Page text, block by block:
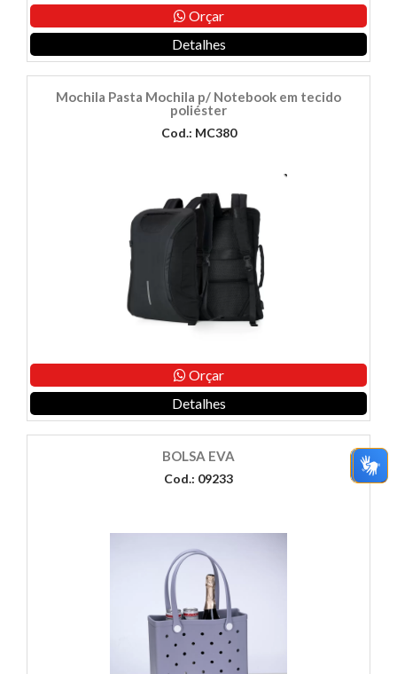
Orçar
Detalhes
Mochila Pasta Mochila p/ Notebook em tecido
poliéster
Cod.: MC380
Orçar
Detalhes
BOLSA EVA
Cod.: 09233